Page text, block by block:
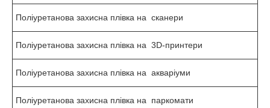
Поліуретанова захисна плівка на сканери
Поліуретанова захисна плівка на 3D-принтери
Поліуретанова захисна плівка на акваріуми
Поліуретанова захисна плівка на паркомати